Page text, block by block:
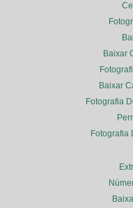
Baixar
Baixar
Fotografia
Fotografia